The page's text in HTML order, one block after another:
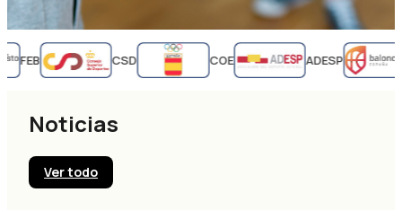
FEB CSD COE ADESP
Noticias
Ver todo